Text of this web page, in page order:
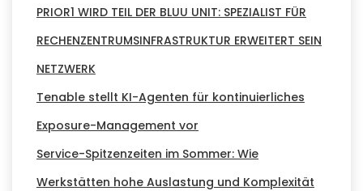
PRIOR1 WIRD TEIL DER BLUU UNIT: SPEZIALIST FÜR
RECHENZENTRUMSINFRASTRUKTUR ERWEITERT SEIN
NETZWERK
Tenable stellt KI-Agenten für kontinuierliches
Exposure-Management vor
Service-Spitzenzeiten im Sommer: Wie
Werkstätten hohe Auslastung und Komplexität